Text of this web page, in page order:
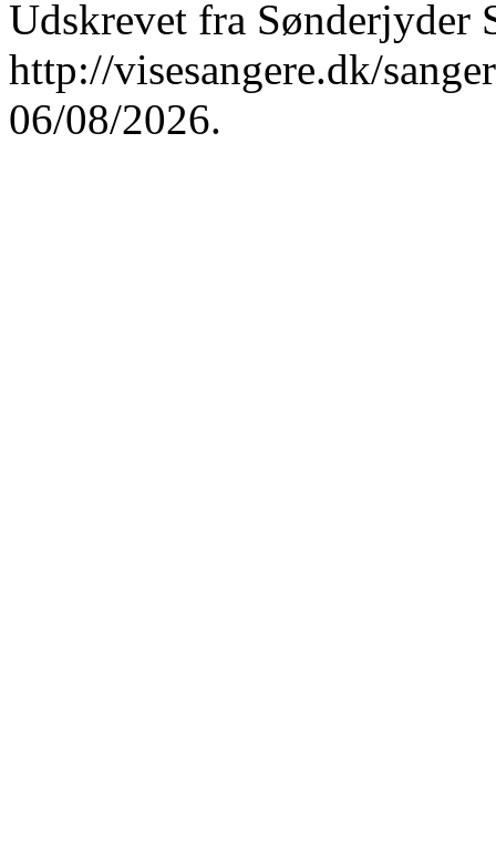
Udskrevet fra Sønderjyder
http://visesangere.dk/
06/08/2026.